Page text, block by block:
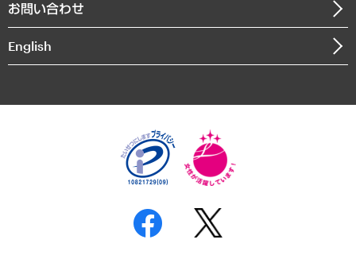
インドネシア現地法人
個人情報保護方針
反社会的勢力に対する基本方針
お問い合わせ
English